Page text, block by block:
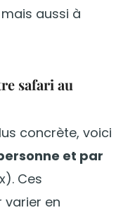
aussi à
safari au
concrète, voici
et par
Ces
varier en